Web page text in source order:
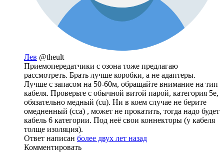
Лев @theult
Приемопередатчики с озона тоже предлагаю
рассмотреть. Брать лучше коробки, а не адаптеры.
Лучше с запасом на 50-60м, обращайте внимание на тип
кабеля. Проверьте с обычной витой парой, категория 5е,
обязательно медный (cu). Ни в коем случае не берите
омедненный (cca) , может не прокатить, тогда надо будет
кабель 6 категории. Под неё свои коннекторы (у кабеля
толще изоляция).
Ответ написан более двух лет назад
Комментировать